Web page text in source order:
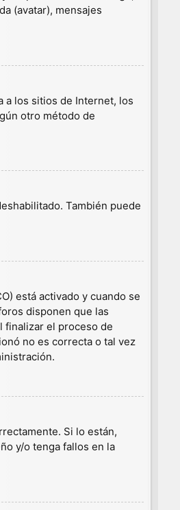
(avatar), mensajes
a los sitios de Internet, los
otro método de
También puede
está activado y cuando se
disponen que las
finalizar el proceso de
no es correcta o tal vez
Si lo están,
y/o tenga fallos en la